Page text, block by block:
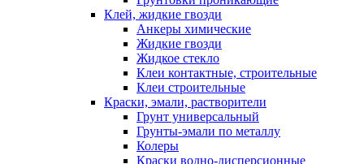
Клей, жидкие гвозди
Анкеры химические
Жидкие гвозди
Жидкое стекло
Клеи контактные, строительные
Клеи строительные
Краски, эмали, растворители
Грунт универсальный
Грунты-эмали по металлу
Колеры
Краски водно-дисперсионные